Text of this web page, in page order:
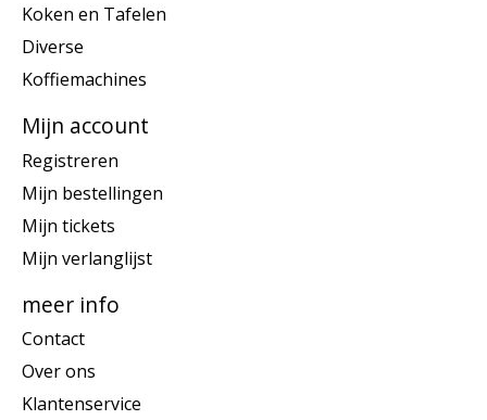
Koken en Tafelen
Diverse
Koffiemachines
Mijn account
Registreren
Mijn bestellingen
Mijn tickets
Mijn verlanglijst
meer info
Contact
Over ons
Klantenservice